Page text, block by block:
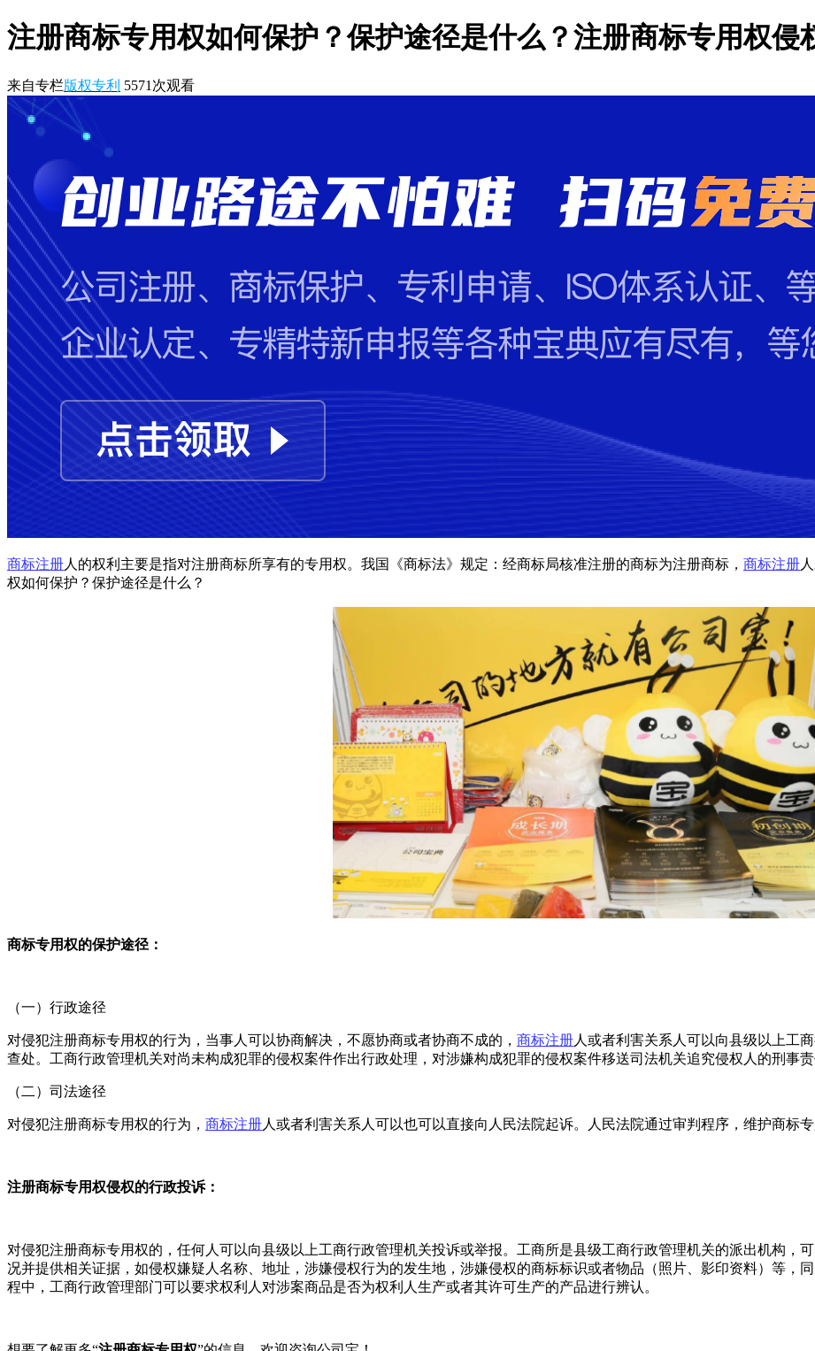
注册商标专用权如何保护？保护途径是什么？注册商标专用权侵
来自专栏版权专利 5571 次观看
商标注册人的权利主要是指对注册商标所享有的专用权。我国《商标法》规定：经商标局核准注册的商标为注册商标， 商标注册
权如何保护？保护途径是什么？
商标专用权的保护途径：
（一）行政途径
对侵犯注册商标专用权的行为，当事人可以协商解决，不愿协商或者协商不成的， 商标注册人或者利害关系人可以向县级以上工
查处。工商行政管理机关对尚未构成犯罪的侵权案件作出行政处理，对涉嫌构成犯罪的侵权案件移送司法机关追究侵权人的刑事责
（二）司法途径
对侵犯注册商标专用权的行为， 商标注册人或者利害关系人可以也可以直接向人民法院起诉。人民法院通过审判程序，维护商标专
注册商标专用权侵权的行政投诉：
对侵犯注册商标专用权的，任何人可以向县级以上工商行政管理机关投诉或举报。工商所是县级工商行政管理机关的派出机构，
况并提供相关证据，如侵权嫌疑人名称、地址，涉嫌侵权行为的发生地，涉嫌侵权的商标标识或者物品（照片、影印资料）等，
程中，工商行政管理部门可以要求权利人对涉案商品是否为权利人生产或者其许可生产的产品进行辨认。